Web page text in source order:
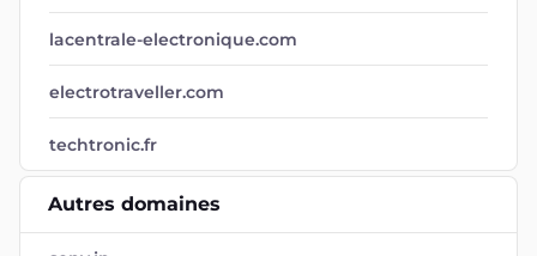
lacentrale-electronique.com
electrotraveller.com
techtronic.fr
Autres domaines